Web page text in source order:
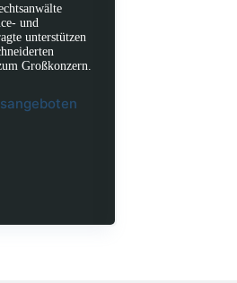
und
unterstützen
Großkonzern.